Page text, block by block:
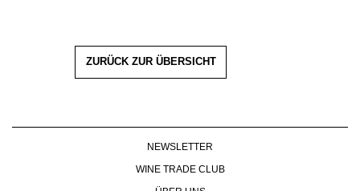
ZURÜCK ZUR ÜBERSICHT
NEWSLETTER
WINE TRADE CLUB